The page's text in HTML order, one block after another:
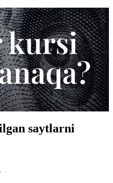
saytlarni